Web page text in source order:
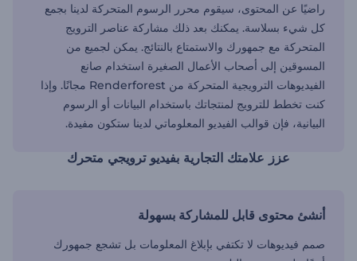
راضيًا عن المحتوى، سيقوم محرر الرسوم المتحركة لدينا بجمع
كل شيء بسلاسة. يمكنك بعد ذلك مشاركة عناصر الترويج
المتحركة مع جمهورك والاستمتاع بالنتائج. يمكن لجميع من
المسوقين إلى أصحاب الأعمال الصغيرة استخدام صانع
الفيديوهات الترويجية المتحركة من Renderforest مجانًا. وإذا
كنت تخطط للترويج لمنتجاتك باستخدام البيانات أو الرسوم
البيانية، فإن قوالب الفيديو المعلوماتي لدينا ستكون مفيدة.
عزز علامتك التجارية بفيديو ترويجي متحرك
أنشئ محتوى قابل للمشاركة بسهولة
صمم فيديوهات لا تكتفي بإبلاغ المعلومات بل تشجع جمهورك